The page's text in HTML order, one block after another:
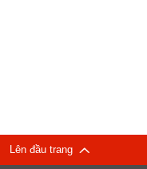
Lên đầu trang